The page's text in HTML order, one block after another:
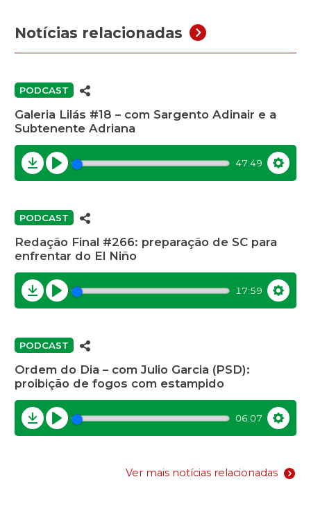
Notícias relacionadas
PODCAST
Galeria Lilás #18 – com Sargento Adinair e a
Subtenente Adriana
Download
Play
47:49
PODCAST
Redação Final #266: preparação de SC para
enfrentar do El Niño
Download
Play
17:59
PODCAST
Ordem do Dia – com Julio Garcia (PSD):
proibição de fogos com estampido
Download
Play
06:07
Ver mais notícias relacionadas